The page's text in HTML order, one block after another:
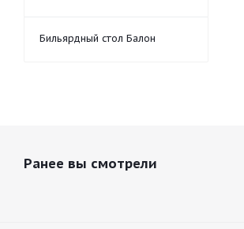
Бильярдный стол Балон
Ранее вы смотрели